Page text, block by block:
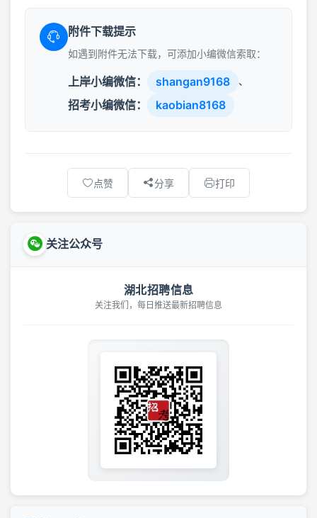
附件下载提示
如遇到附件无法下载，可添加小编微信索取：
上岸小编微信： shangan9168 、
招考小编微信： kaobian8168
点赞 分享 打印
关注公众号
湖北招聘信息
关注我们，每日推送最新招聘信息